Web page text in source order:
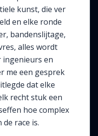
kunst, die ver
en elke ronde
bandenslijtage,
alles wordt
ingenieurs en
me een gesprek
dat elke
recht stuk een
hoe complex
race is.